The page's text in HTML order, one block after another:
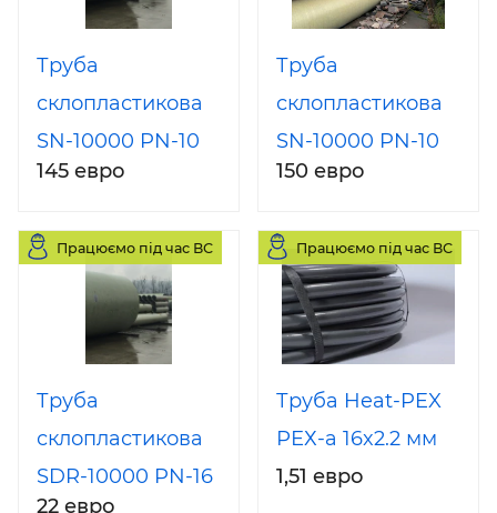
Труба
склопластикова
SN-10000 PN-10
DN-500 (800, 900,
1400) відрізок 12
145 евро
Труба
склопластикова
SN-10000 PN-10
DN-500 з муфтою
150 евро
Працюємо під час ВС
Труба
склопластикова
SDR-10000 PN-16
22 евро
Працюємо під час ВС
Труба Heat-PEX
РЕХ-а 16x2.2 мм
1,51 евро